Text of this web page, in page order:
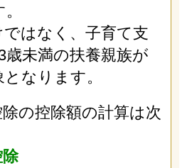
はなく、子育て支
歳未満の扶養親族が
なります。
の控除額の計算は次
除